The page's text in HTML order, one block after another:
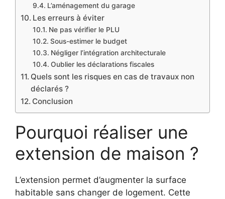
L’aménagement du garage
Les erreurs à éviter
Ne pas vérifier le PLU
Sous-estimer le budget
Négliger l’intégration architecturale
Oublier les déclarations fiscales
Quels sont les risques en cas de travaux non
déclarés ?
Conclusion
Pourquoi réaliser une
extension de maison ?
L’extension permet d’augmenter la surface
habitable sans changer de logement. Cette